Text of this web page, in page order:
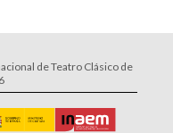
de Teatro Clásico de